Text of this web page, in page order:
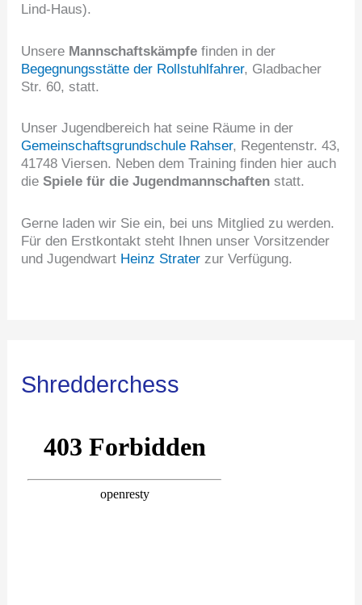
Lind-Haus).
Unsere Mannschaftskämpfe finden in der
Begegnungsstätte der Rollstuhlfahrer, Gladbacher
Str. 60, statt.
Unser Jugendbereich hat seine Räume in der
Gemeinschaftsgrundschule Rahser, Regentenstr. 43,
41748 Viersen. Neben dem Training finden hier auch
dieSpiele für die Jugendmannschaften statt.
Gerne laden wir Sie ein, bei uns Mitglied zu werden.
Für den Erstkontakt steht Ihnen unser Vorsitzender
und Jugendwart Heinz Strater zur Verfügung.
Shredderchess